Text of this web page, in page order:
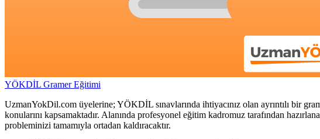
YÖKDİL Gramer Eğitimi
UzmanYokDil.com üyelerine; YÖKDİL sınavlarında ihtiyacınız olan ayrıntılı bir
konularını kapsamaktadır. Alanında profesyonel eğitim kadromuz tarafından
probleminizi tamamıyla ortadan kaldıracaktır.